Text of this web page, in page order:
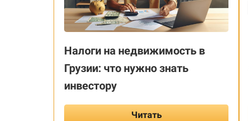
Налоги на недвижимость в
Грузии: что нужно знать
инвестору
Читать